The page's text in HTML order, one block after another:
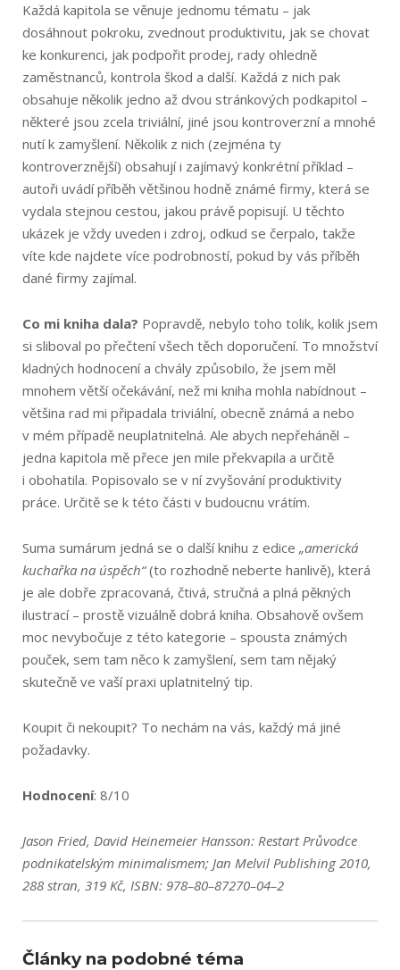
Každá kapitola se věnuje jednomu tématu – jak
dosáhnout pokroku, zvednout produktivitu, jak se chovat
ke konkurenci, jak podpořit prodej, rady ohledně
zaměstnanců, kontrola škod a další. Každá z nich pak
obsahuje několik jedno až dvou stránkových podkapitol –
některé jsou zcela triviální, jiné jsou kontroverzní a mnohé
nutí k zamyšlení. Několik z nich (zejména ty
kontroverznější) obsahují i zajímavý konkrétní příklad –
autoři uvádí příběh většinou hodně známé firmy, která se
vydala stejnou cestou, jakou právě popisují. U těchto
ukázek je vždy uveden i zdroj, odkud se čerpalo, takže
víte kde najdete více podrobností, pokud by vás příběh
dané firmy zajímal.
Co mi kniha dala? Popravdě, nebylo toho tolik, kolik jsem
si sliboval po přečtení všech těch doporučení. To množství
kladných hodnocení a chvály způsobilo, že jsem měl
mnohem větší očekávání, než mi kniha mohla nabídnout –
většina rad mi připadala triviální, obecně známá a nebo
v mém případě neuplatnitelná. Ale abych nepřeháněl –
jedna kapitola mě přece jen mile překvapila a určitě
i obohatila. Popisovalo se v ní zvyšování produktivity
práce. Určitě se k této části v budoucnu vrátím.
Suma sumárum jedná se o další knihu z edice „americká
kuchařka na úspěch“(to rozhodně neberte hanlivě), která
je ale dobře zpracovaná, čtivá, stručná a plná pěkných
ilustrací – prostě vizuálně dobrá kniha. Obsahově ovšem
moc nevybočuje z této kategorie – spousta známých
pouček, sem tam něco k zamyšlení, sem tam nějaký
skutečně ve vaší praxi uplatnitelný tip.
Koupit či nekoupit? To nechám na vás, každý má jiné
požadavky.
Hodnocení: 8/10
Jason Fried, David Heinemeier Hansson: Restart Průvodce
podnikatelským minimalismem; Jan Melvil Publishing 2010,
288 stran, 319 Kč, ISBN: 978–80–87270–04–2
Články na podobné téma